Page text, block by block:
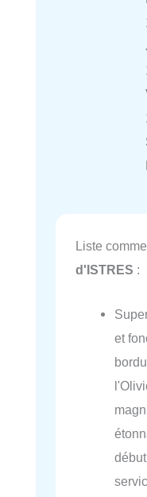
Liste
d'ISTRES :
et